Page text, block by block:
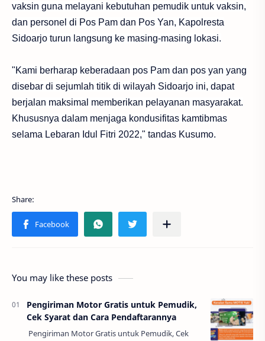
vaksin guna melayani kebutuhan pemudik untuk vaksin,
dan personel di Pos Pam dan Pos Yan, Kapolresta
Sidoarjo turun langsung ke masing-masing lokasi.
"Kami berharap keberadaan pos Pam dan pos yan yang
disebar di sejumlah titik di wilayah Sidoarjo ini, dapat
berjalan maksimal memberikan pelayanan masyarakat.
Khususnya dalam menjaga kondusifitas kamtibmas
selama Lebaran Idul Fitri 2022," tandas Kusumo.
You may like these posts
Pengiriman Motor Gratis untuk Pemudik,
Cek Syarat dan Cara Pendaftarannya
Pengiriman Motor Gratis untuk Pemudik, Cek